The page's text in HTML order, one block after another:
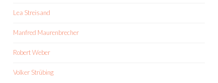
Lea Streisand
Manfred Maurenbrecher
Robert Weber
Volker Strübing